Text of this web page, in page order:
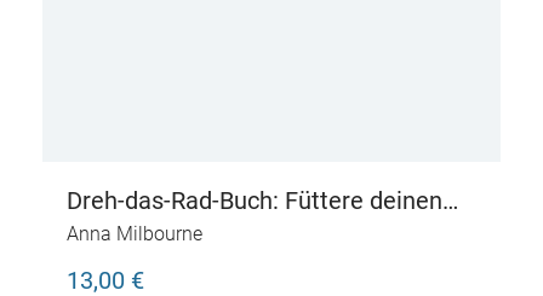
Dreh-das-Rad-Buch: Füttere deinen
Dino
Anna Milbourne
13,00 €